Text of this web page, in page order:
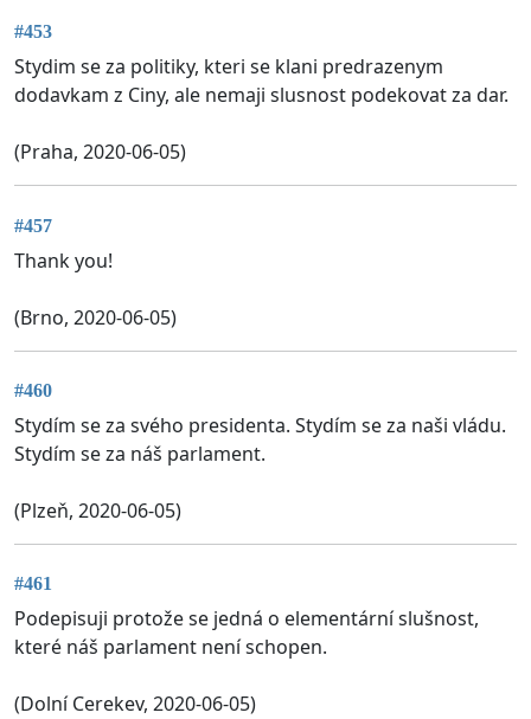
#453
Stydim se za politiky, kteri se klani predrazenym
dodavkam z Ciny, ale nemaji slusnost podekovat za dar.
(Praha, 2020-06-05)
#457
Thank you!
(Brno, 2020-06-05)
#460
Stydím se za svého presidenta. Stydím se za naši vládu.
Stydím se za náš parlament.
(Plzeň, 2020-06-05)
#461
Podepisuji protože se jedná o elementární slušnost,
které náš parlament není schopen.
(Dolní Cerekev, 2020-06-05)